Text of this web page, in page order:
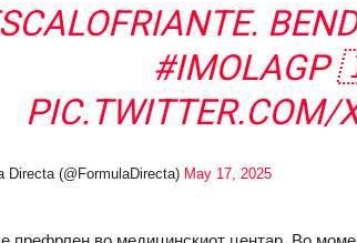
#IMOLAGP
PIC.TWITTER.COM/
(@FormulaDirecta) May 17, 2025